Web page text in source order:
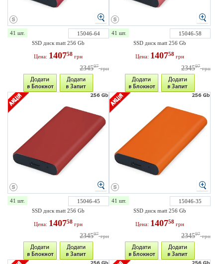
41 шт.
15046-64
SSD диск matt 256 Gb
Цена: 140758 грн
234597 грн
41 шт.
15046-58
SSD диск matt 256 Gb
Цена: 140758 грн
234597 грн
41 шт.
15046-45
SSD диск matt 256 Gb
Цена: 140758 грн
234597 грн
41 шт.
15046-35
SSD диск matt 256 Gb
Цена: 140758 грн
234597 грн